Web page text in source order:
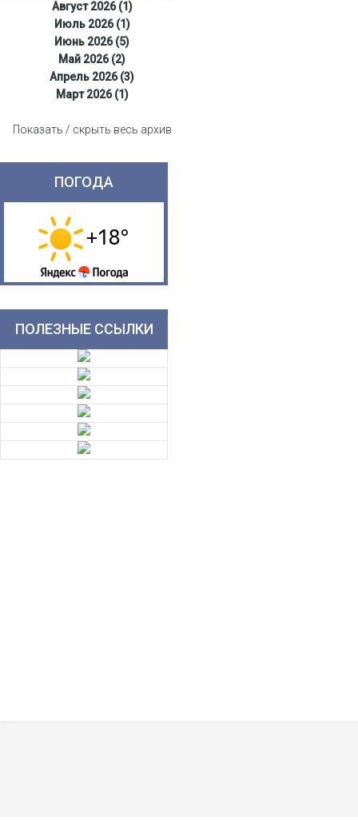
Август 2026 (1)
Июль 2026 (1)
Июнь 2026 (5)
Май 2026 (2)
Апрель 2026 (3)
Март 2026 (1)
Показать / скрыть весь архив
ПОГОДА
ПОЛЕЗНЫЕ ССЫЛКИ